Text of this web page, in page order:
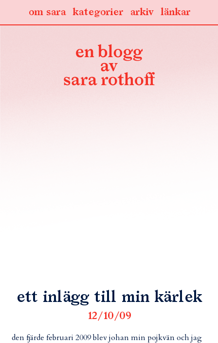
länkar
arkiv
kategorier
om sara
ett inlägg till min kärlek
12/10/09
den fjärde februari 2009 blev johan min pojkvän och jag